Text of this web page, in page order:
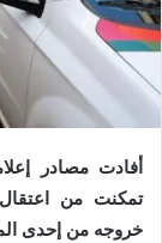
أفادت مصادر
تمكنت من
خروجه من إحدى